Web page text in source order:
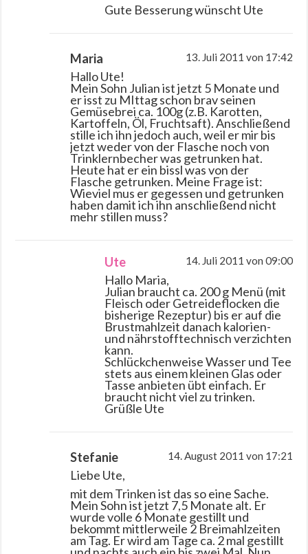
Gute Besserung wünscht Ute
Maria 13. Juli 2011 von 17:42
Hallo Ute!
Mein Sohn Julian ist jetzt 5 Monate und
er isst zu MIttag schon brav seinen
Gemüsebrei ca. 100g (z.B. Karotten,
Kartoffeln, Öl, Fruchtsaft). Anschließend
stille ich ihn jedoch auch, weil er mir bis
jetzt weder von der Flasche noch von
Trinklernbecher was getrunken hat.
Heute hat er ein bissl was von der
Flasche getrunken. Meine Frage ist:
Wieviel mus er gegessen und getrunken
haben damit ich ihn anschließend nicht
mehr stillen muss?
Ute 14. Juli 2011 von 09:00
Hallo Maria,
Julian braucht ca. 200 g Menü (mit
Fleisch oder Getreideflocken die
bisherige Rezeptur) bis er auf die
Brustmahlzeit danach kalorien-
und nährstofftechnisch verzichten
kann.
Schlückchenweise Wasser und Tee
stets aus einem kleinen Glas oder
Tasse anbieten übt einfach. Er
braucht nicht viel zu trinken.
Grüßle Ute
Stefanie 14. August 2011 von 17:21
Liebe Ute,
mit dem Trinken ist das so eine Sache.
Mein Sohn ist jetzt 7,5 Monate alt. Er
wurde volle 6 Monate gestillt und
bekommt mittlerweile 2 Breimahlzeiten
am Tag. Er wird am Tage ca. 2 mal gestillt